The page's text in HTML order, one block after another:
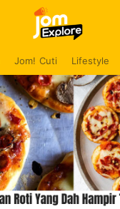
Jom! Cuti Lifestyle